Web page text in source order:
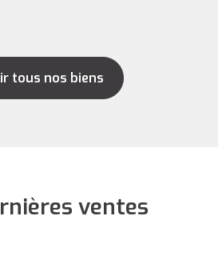
tous nos biens
ventes